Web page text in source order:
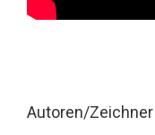
Autoren/Zeichner